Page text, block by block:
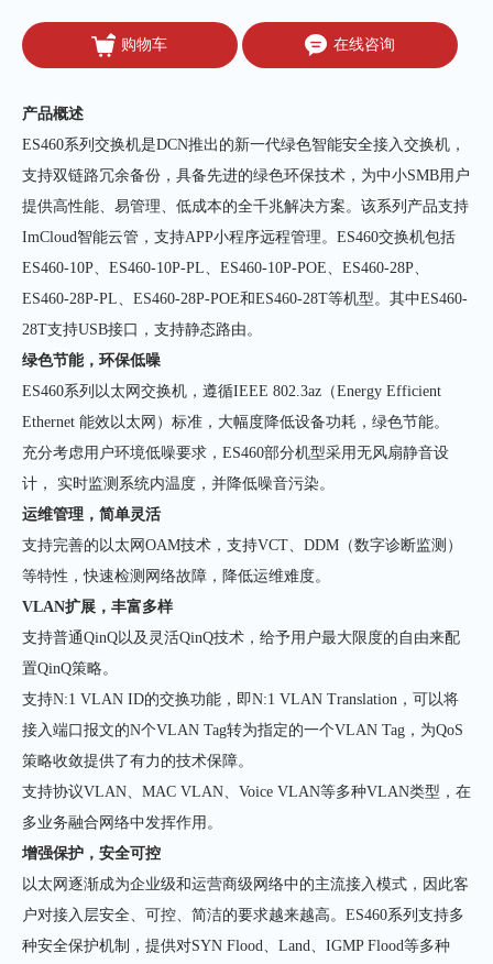
购物车 在线咨询
产品概述
ES460系列交换机是DCN推出的新一代绿色智能安全接入交换机，
支持双链路冗余备份，具备先进的绿色环保技术，为中小SMB用户
提供高性能、易管理、低成本的全千兆解决方案。该系列产品支持
ImCloud智能云管，支持APP小程序远程管理。ES460交换机包括
ES460-10P、ES460-10P-PL、ES460-10P-POE、ES460-28P、
ES460-28P-PL、ES460-28P-POE和ES460-28T等机型。其中ES460-
28T支持USB接口，支持静态路由。
绿色节能，环保低噪
ES460系列以太网交换机，遵循IEEE 802.3az（Energy Efficient
Ethernet 能效以太网）标准，大幅度降低设备功耗，绿色节能。
充分考虑用户环境低噪要求，ES460部分机型采用无风扇静音设
计， 实时监测系统内温度，并降低噪音污染。
运维管理，简单灵活
支持完善的以太网OAM技术，支持VCT、DDM（数字诊断监测）
等特性，快速检测网络故障，降低运维难度。
VLAN扩展，丰富多样
支持普通QinQ以及灵活QinQ技术，给予用户最大限度的自由来配
置QinQ策略。
支持N:1 VLAN ID的交换功能，即N:1 VLAN Translation，可以将
接入端口报文的N个VLAN Tag转为指定的一个VLAN Tag，为QoS
策略收敛提供了有力的技术保障。
支持协议VLAN、MAC VLAN、Voice VLAN等多种VLAN类型，在
多业务融合网络中发挥作用。
增强保护，安全可控
以太网逐渐成为企业级和运营商级网络中的主流接入模式，因此客
户对接入层安全、可控、简洁的要求越来越高。ES460系列支持多
种安全保护机制，提供对SYN Flood、Land、IGMP Flood等多种